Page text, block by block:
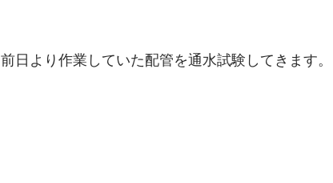
前日より作業していた配管を通水試験してきます。